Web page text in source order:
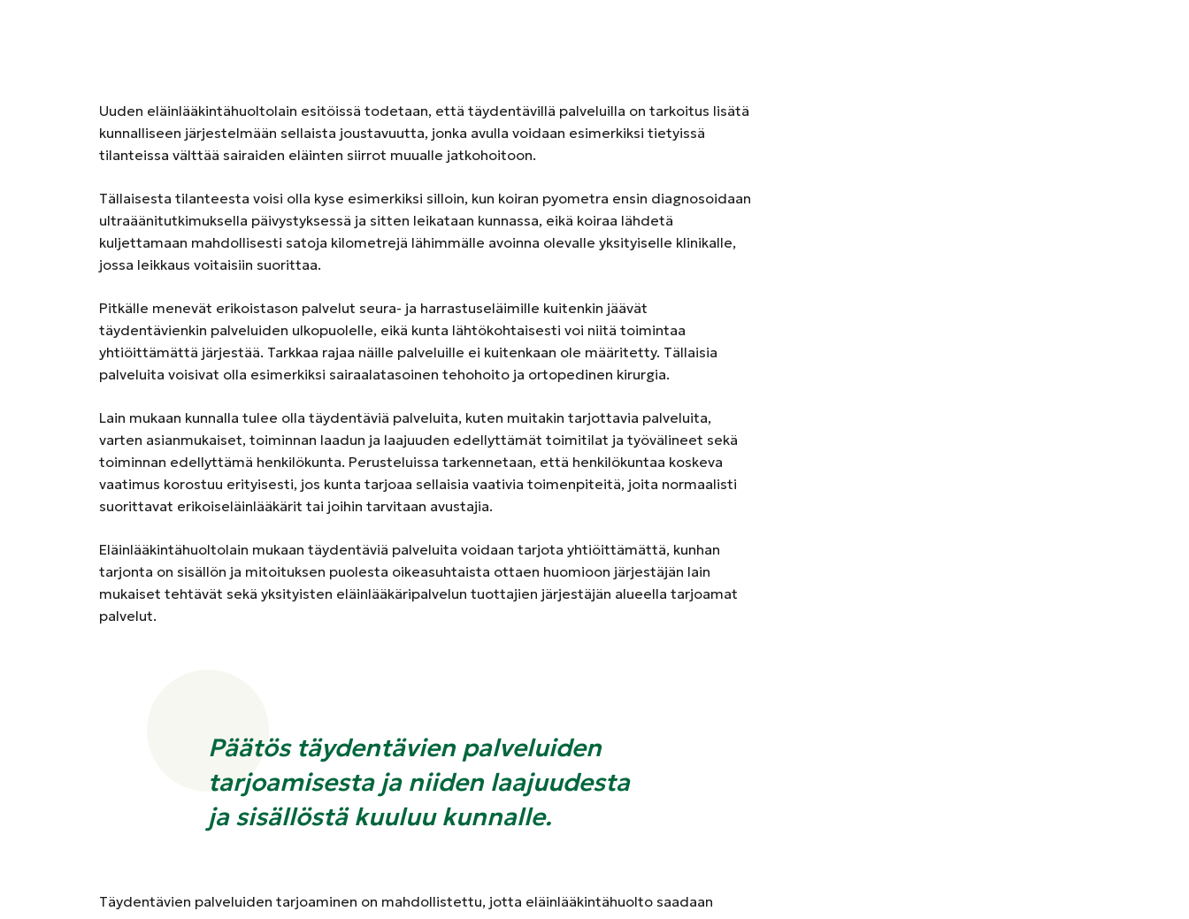
Uuden eläinlääkintähuoltolain esitöissä todetaan, että täydentävillä palveluilla on tarkoitus lisätä
kunnalliseen järjestelmään sellaista joustavuutta, jonka avulla voidaan esimerkiksi tietyissä
tilanteissa välttää sairaiden eläinten siirrot muualle jatkohoitoon.
Tällaisesta tilanteesta voisi olla kyse esimerkiksi silloin, kun koiran pyometra ensin diagnosoidaan
ultraäänitutkimuksella päivystyksessä ja sitten leikataan kunnassa, eikä koiraa lähdetä
kuljettamaan mahdollisesti satoja kilometrejä lähimmälle avoinna olevalle yksityiselle klinikalle,
jossa leikkaus voitaisiin suorittaa.
Pitkälle menevät erikoistason palvelut seura- ja harrastuseläimille kuitenkin jäävät
täydentävienkin palveluiden ulkopuolelle, eikä kunta lähtökohtaisesti voi niitä toimintaa
yhtiöittämättä järjestää. Tarkkaa rajaa näille palveluille ei kuitenkaan ole määritetty. Tällaisia
palveluita voisivat olla esimerkiksi sairaalatasoinen tehohoito ja ortopedinen kirurgia.
Lain mukaan kunnalla tulee olla täydentäviä palveluita, kuten muitakin tarjottavia palveluita,
varten asianmukaiset, toiminnan laadun ja laajuuden edellyttämät toimitilat ja työvälineet sekä
toiminnan edellyttämä henkilökunta. Perusteluissa tarkennetaan, että henkilökuntaa koskeva
vaatimus korostuu erityisesti, jos kunta tarjoaa sellaisia vaativia toimenpiteitä, joita normaalisti
suorittavat erikoiseläinlääkärit tai joihin tarvitaan avustajia.
Eläinlääkintähuoltolain mukaan täydentäviä palveluita voidaan tarjota yhtiöittämättä, kunhan
tarjonta on sisällön ja mitoituksen puolesta oikeasuhtaista ottaen huomioon järjestäjän lain
mukaiset tehtävät sekä yksityisten eläinlääkäripalvelun tuottajien järjestäjän alueella tarjoamat
palvelut.
Päätös täydentävien palveluiden
tarjoamisesta ja niiden laajuudesta
ja sisällöstä kuuluu kunnalle.
Täydentävien palveluiden tarjoaminen on mahdollistettu, jotta eläinlääkintähuolto saadaan